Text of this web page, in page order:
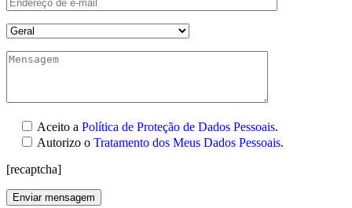
Aceito a Política de Proteção de Dados Pessoais.
Autorizo o Tratamento dos Meus Dados Pessoais.
[recaptcha]